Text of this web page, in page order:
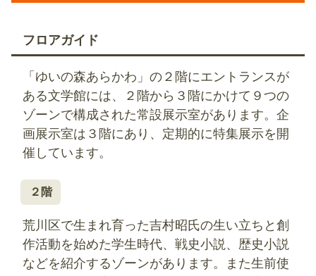
フロアガイド
「ゆいの森あらかわ」の２階にエントランスが
ある文学館には、２階から３階にかけて９つの
ゾーンで構成された常設展示室があります。企
画展示室は３階にあり、定期的に特集展示を開
催しています。
２階
荒川区で生まれ育った吉村昭氏の生い立ちと創
作活動を始めた学生時代、戦史小説、歴史小説
などを紹介するゾーンがあります。また生前使